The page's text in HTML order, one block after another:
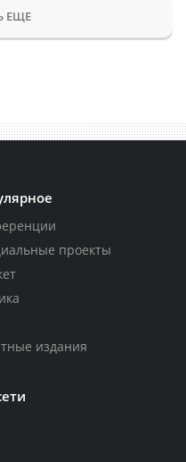
ЕЩЕ
проекты
издания